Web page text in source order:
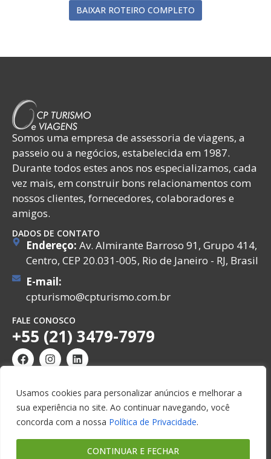
Usamos cookies para personalizar anúncios e melhorar a
sua experiência no site. Ao continuar navegando, você
concorda com a nossa Política de Privacidade.
CONTINUAR E FECHAR
BAIXAR ROTEIRO COMPLETO
Somos uma empresa de assessoria de viagens, a
passeio ou a negócios, estabelecida em 1987.
Durante todos estes anos nos especializamos, cada
vez mais, em construir bons relacionamentos com
nossos clientes, fornecedores, colaboradores e
amigos.
DADOS DE CONTATO
Endereço: Av. Almirante Barroso 91, Grupo 414,
Centro, CEP 20.031-005, Rio de Janeiro - RJ, Brasil
E-mail:
cpturismo@cpturismo.com.br
FALE CONOSCO
+55 (21) 3479-7979
© Copyright 2026. CP Turismo e Viagens. Todos os